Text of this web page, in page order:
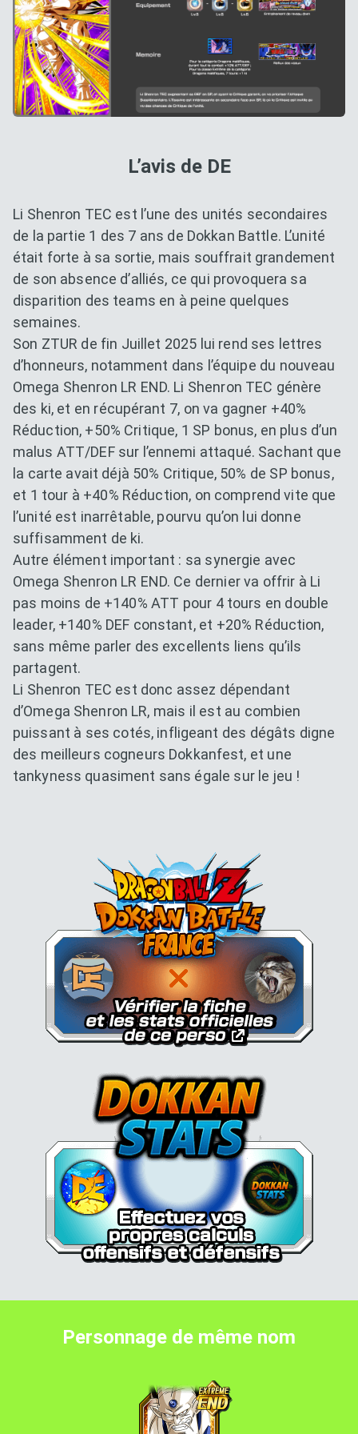
L’avis de DE
Li Shenron TEC est l’une des unités secondaires
de la partie 1 des 7 ans de Dokkan Battle. L’unité
était forte à sa sortie, mais souffrait grandement
de son absence d’alliés, ce qui provoquera sa
disparition des teams en à peine quelques
semaines.
Son ZTUR de fin Juillet 2025 lui rend ses lettres
d’honneurs, notamment dans l’équipe du nouveau
Omega Shenron LR END. Li Shenron TEC génère
des ki, et en récupérant 7, on va gagner +40%
Réduction, +50% Critique, 1 SP bonus, en plus d’un
malus ATT/DEF sur l’ennemi attaqué. Sachant que
la carte avait déjà 50% Critique, 50% de SP bonus,
et 1 tour à +40% Réduction, on comprend vite que
l’unité est inarrêtable, pourvu qu’on lui donne
suffisamment de ki.
Autre élément important : sa synergie avec
Omega Shenron LR END. Ce dernier va offrir à Li
pas moins de +140% ATT pour 4 tours en double
leader, +140% DEF constant, et +20% Réduction,
sans même parler des excellents liens qu’ils
partagent.
Li Shenron TEC est donc assez dépendant
d’Omega Shenron LR, mais il est au combien
puissant à ses cotés, infligeant des dégâts digne
des meilleurs cogneurs Dokkanfest, et une
tankyness quasiment sans égale sur le jeu !
Dokkan Essentials x Dragon
Personnage de même nom